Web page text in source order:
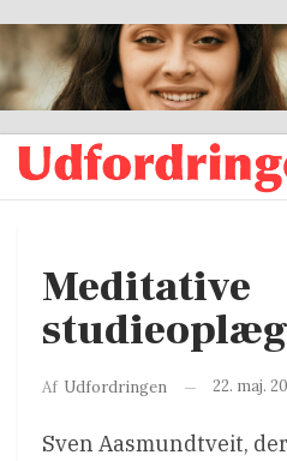
Meditative
studieoplæg
Af Udfordringen 22. maj.
Sven Aasmundtveit,